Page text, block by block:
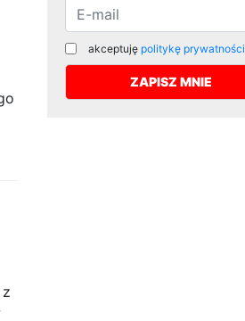
akceptuję politykę prywatności